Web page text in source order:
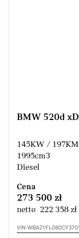
BMW 520d
145KW / 197KM
1995cm3
Diesel
Cena
273 500 zł
netto 222 358 zł
VIN